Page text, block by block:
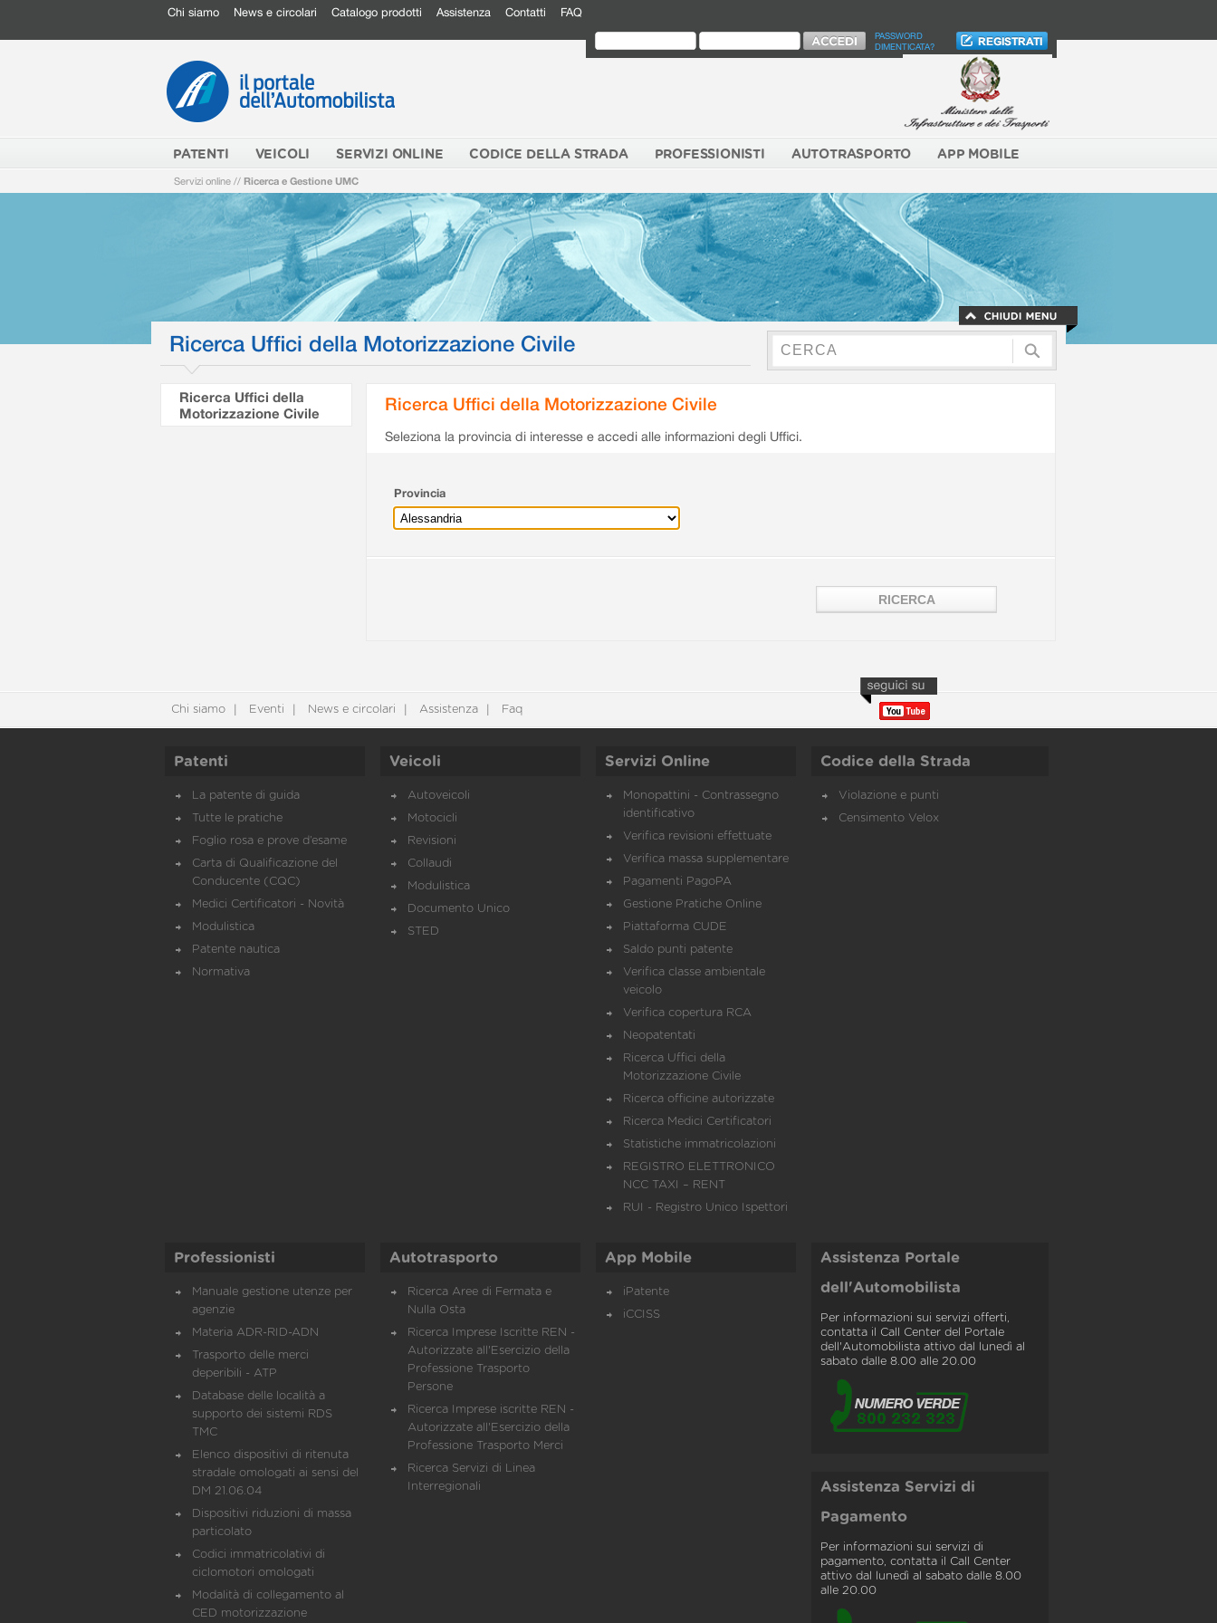
Chi siamo News e circolari Catalogo prodotti Assistenza Contatti FAQ
PASSWORD
DIMENTICATA?
PATENTI VEICOLI SERVIZI ONLINE CODICE DELLA STRADA PROFESSIONISTI AUTOTRASPORTO APP MOBILE
Servizi online // Ricerca e Gestione UMC
Ricerca Uffici della Motorizzazione Civile
Ricerca Uffici della
Motorizzazione Civile
Ricerca Uffici della Motorizzazione Civile
Seleziona la provincia di interesse e accedi alle informazioni degli Uffici.
Provincia
Chi siamo Eventi News e circolari Assistenza Faq
Patenti
La patente di guida
Tutte le pratiche
Foglio rosa e prove d’esame
Carta di Qualificazione del
Conducente (CQC)
Medici Certificatori - Novità
Modulistica
Patente nautica
Normativa
Veicoli
Autoveicoli
Motocicli
Revisioni
Collaudi
Modulistica
Documento Unico
STED
Servizi Online
Monopattini - Contrassegno
identificativo
Verifica revisioni effettuate
Verifica massa supplementare
Pagamenti PagoPA
Gestione Pratiche Online
Piattaforma CUDE
Saldo punti patente
Verifica classe ambientale
veicolo
Verifica copertura RCA
Neopatentati
Ricerca Uffici della
Motorizzazione Civile
Ricerca officine autorizzate
Ricerca Medici Certificatori
Statistiche immatricolazioni
REGISTRO ELETTRONICO
NCC TAXI – RENT
RUI - Registro Unico Ispettori
Codice della Strada
Violazione e punti
Censimento Velox
Professionisti
Manuale gestione utenze per
agenzie
Materia ADR-RID-ADN
Trasporto delle merci
deperibili - ATP
Database delle località a
supporto dei sistemi RDS
TMC
Elenco dispositivi di ritenuta
stradale omologati ai sensi del
DM 21.06.04
Dispositivi riduzioni di massa
particolato
Codici immatricolativi di
ciclomotori omologati
Modalità di collegamento al
CED motorizzazione
Autotrasporto
Ricerca Aree di Fermata e
Nulla Osta
Ricerca Imprese Iscritte REN -
Autorizzate all'Esercizio della
Professione Trasporto
Persone
Ricerca Imprese iscritte REN -
Autorizzate all'Esercizio della
Professione Trasporto Merci
Ricerca Servizi di Linea
Interregionali
App Mobile
iPatente
iCCISS
Assistenza Portale
dell'Automobilista
Per informazioni sui servizi offerti,
contatta il Call Center del Portale
dell'Automobilista attivo dal lunedì al
sabato dalle 8.00 alle 20.00
Assistenza Servizi di
Pagamento
Per informazioni sui servizi di
pagamento, contatta il Call Center
attivo dal lunedì al sabato dalle 8.00
alle 20.00